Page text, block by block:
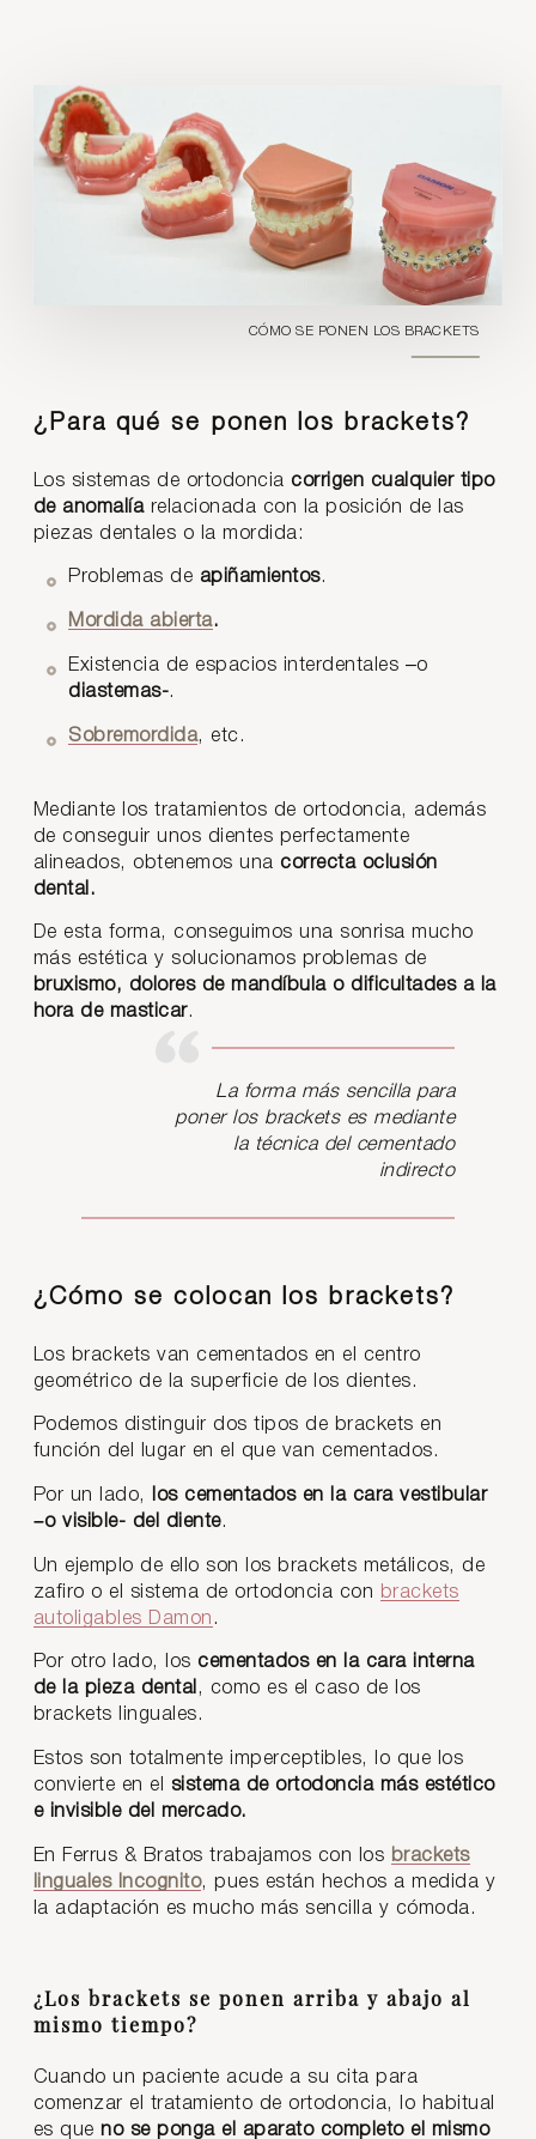
CÓMO SE PONEN LOS BRACKETS
¿Para qué se ponen los brackets?
Los sistemas de ortodoncia corrigen cualquier tipo
de anomalía relacionada con la posición de las
piezas dentales o la mordida:
Problemas de apiñamientos.
Mordida abierta.
Existencia de espacios interdentales –o
diastemas-.
Sobremordida, etc.
Mediante los tratamientos de ortodoncia, además
de conseguir unos dientes perfectamente
alineados, obtenemos una correcta oclusión
dental.
De esta forma, conseguimos una sonrisa mucho
más estética y solucionamos problemas de
bruxismo, dolores de mandíbula o dificultades a la
hora de masticar.
La forma más sencilla para
poner los brackets es mediante
la técnica del cementado
indirecto
¿Cómo se colocan los brackets?
Los brackets van cementados en el centro
geométrico de la superficie de los dientes.
Podemos distinguir dos tipos de brackets en
función del lugar en el que van cementados.
Por un lado,
los cementados en la cara vestibular
–o visible- del diente.
Un ejemplo de ello son los brackets metálicos, de
zafiro o el sistema de ortodoncia con brackets
autoligables Damon .
Por otro lado, los cementados en la cara interna
de la pieza dental , como es el caso de los
brackets linguales.
Estos son totalmente imperceptibles, lo que los
convierte en el sistema de ortodoncia más estético
e invisible del mercado.
En Ferrus & Bratos trabajamos con los brackets
linguales Incognito, pues están hechos a medida y
la adaptación es mucho más sencilla y cómoda.
¿Los brackets se ponen arriba y abajo al
mismo tiempo?
Cuando un paciente acude a su cita para
comenzar el tratamiento de ortodoncia, lo habitual
es que no se ponga el aparato completo el mismo